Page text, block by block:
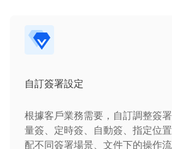
自訂簽署設定
根據客戶業務需要，自訂調整簽
量簽、定時簽、自動簽、指定位
配不同簽署場景、文件下的操作流